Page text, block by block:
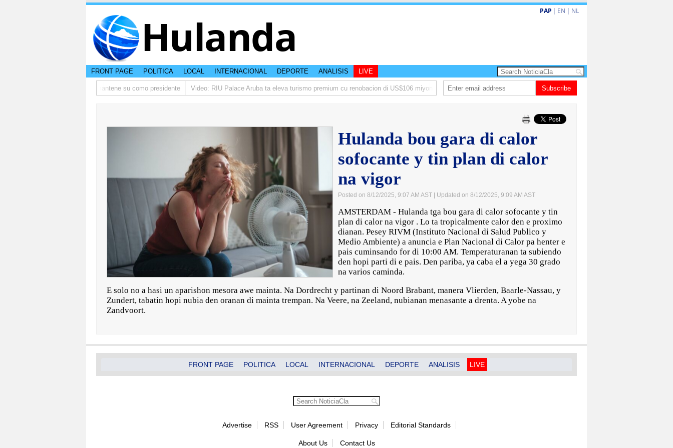
Hulanda PAP | EN | NL
FRONT PAGE POLITICA LOCAL INTERNACIONAL DEPORTE ANALISIS LIVE
ta pidi disculpa, y FIFA ta mantene su como presidente Video: RIU Palace Aruba ta eleva turismo premium cu renobacion di US$106 miyon Aruba ta enfrenta Sur Korea den duelo di pitcheo
Subscribe
Hulanda bou gara di calor
sofocante y tin plan di calor
na vigor
Posted on 8/12/2025, 9:07 AM AST | Updated on 8/12/2025, 9:09 AM AST
AMSTERDAM - Hulanda tga bou gara di calor sofocante y tin
plan di calor na vigor . Lo ta tropicalmente calor den e proximo
dianan. Pesey RIVM (Instituto Nacional di Salud Publico y
Medio Ambiente) a anuncia e Plan Nacional di Calor pa henter e
pais cuminsando for di 10:00 AM. Temperaturanan ta subiendo
den hopi parti di e pais. Den pariba, ya caba el a yega 30 grado
na varios caminda.
E solo no a hasi un aparishon mesora awe mainta. Na Dordrecht y partinan di Noord Brabant, manera Vlierden, Baarle-Nassau, y
Zundert, tabatin hopi nubia den oranan di mainta trempan. Na Veere, na Zeeland, nubianan menasante a drenta. A yobe na
Zandvoort.
FRONT PAGE POLITICA LOCAL INTERNACIONAL DEPORTE ANALISIS LIVE
Advertise RSS User Agreement Privacy Editorial Standards
About Us Contact Us